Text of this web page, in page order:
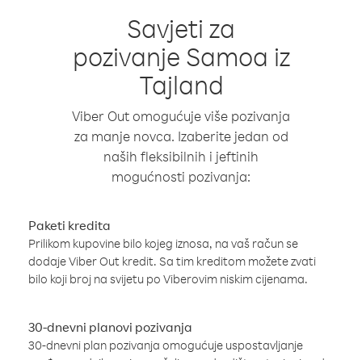
Savjeti za
pozivanje Samoa iz
Tajland
Viber Out omogućuje više pozivanja
za manje novca. Izaberite jedan od
naših fleksibilnih i jeftinih
mogućnosti pozivanja:
Paketi kredita
Prilikom kupovine bilo kojeg iznosa, na vaš račun se
dodaje Viber Out kredit. Sa tim kreditom možete zvati
bilo koji broj na svijetu po Viberovim niskim cijenama.
30-dnevni planovi pozivanja
30-dnevni plan pozivanja omogućuje uspostavljanje